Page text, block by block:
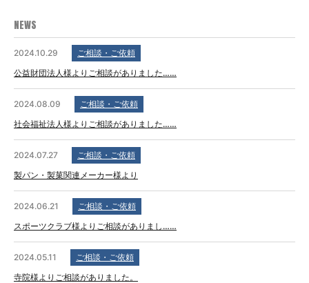
NEWS
2024.10.29
ご相談・ご依頼
公益財団法人様よりご相談がありました……
2024.08.09
ご相談・ご依頼
社会福祉法人様よりご相談がありました……
2024.07.27
ご相談・ご依頼
製パン・製菓関連メーカー様より
2024.06.21
ご相談・ご依頼
スポーツクラブ様よりご相談がありまし……
2024.05.11
ご相談・ご依頼
寺院様よりご相談がありました。